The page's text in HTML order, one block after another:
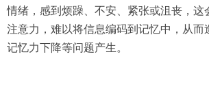
情绪，感到烦躁、不安、紧张或沮丧，这
注意力，难以将信息编码到记忆中，从而
记忆力下降等问题产生。